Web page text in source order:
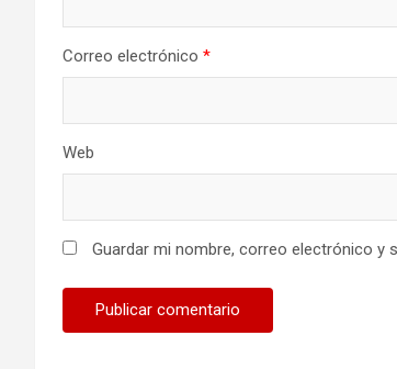
Correo electrónico *
Web
Guardar mi nombre, correo electrónico y